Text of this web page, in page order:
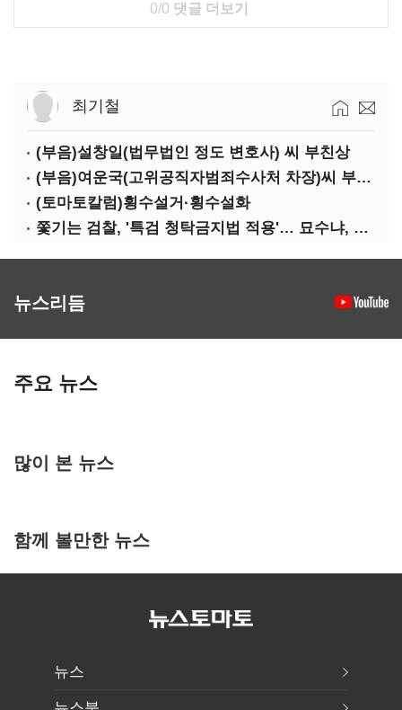
0/0 댓글 더보기
최기철
(부음)설창일(법무법인 정도 변호사) 씨 부친상
(부음)여운국(고위공직자범죄수사처 차장)씨 부친상
(토마토칼럼)횡수설거·횡수설화
쫓기는 검찰, '특검 청탁금지법 적용'… 묘수냐, 무리수냐
뉴스리듬
주요 뉴스
많이 본 뉴스
함께 볼만한 뉴스
뉴스